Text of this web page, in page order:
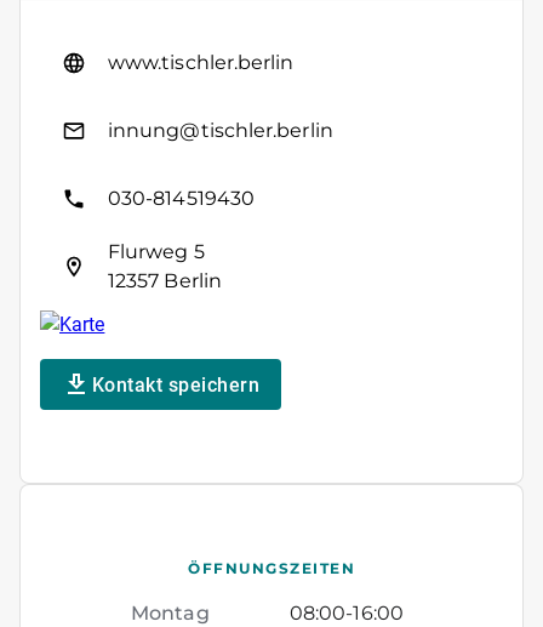
www.tischler.berlin
innung@tischler.berlin
030-814519430
Flurweg 5
12357 Berlin
Kontakt speichern
ÖFFNUNGSZEITEN
Montag 08:00-16:00